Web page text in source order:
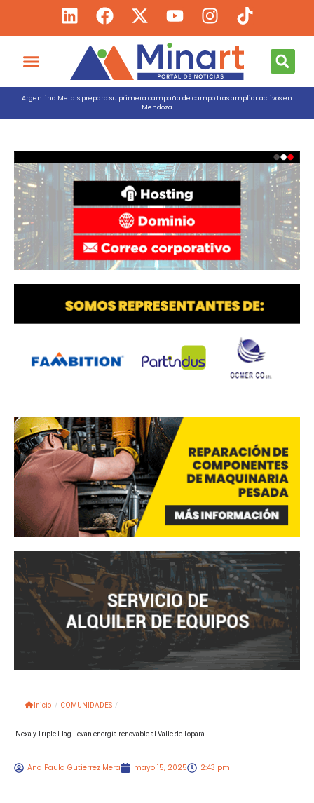
Argentina Metals prepara su primera campaña de campo tras ampliar activos en
Mendoza
Inicio / COMUNIDADES /
Nexa y Triple Flag llevan energía renovable al Valle de Topará
Ana Paula Gutierrez Mera mayo 15, 2025 2:43 pm